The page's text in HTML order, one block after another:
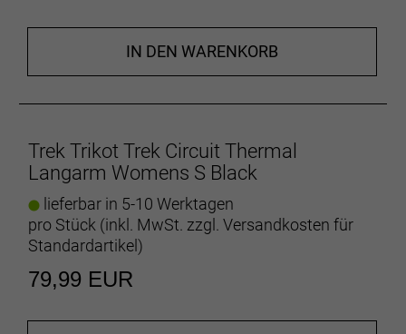
Dein Leitfaden für d
Du weißt nicht genau
Herstellerdaten gem. GPSR
Marke Trek: Trek Bicycle GmbH
Wegastraße 8 C
06116 Halle (Saale)
Telefon: 00800 8735 8735
IN DEN WARENKORB
Trek Trikot Trek Circuit Thermal
Langarm Womens S Black
lieferbar in 5-10 Werktagen
pro Stück (inkl. MwSt. zzgl. Versandkosten für
Standardartikel)
79,99 EUR